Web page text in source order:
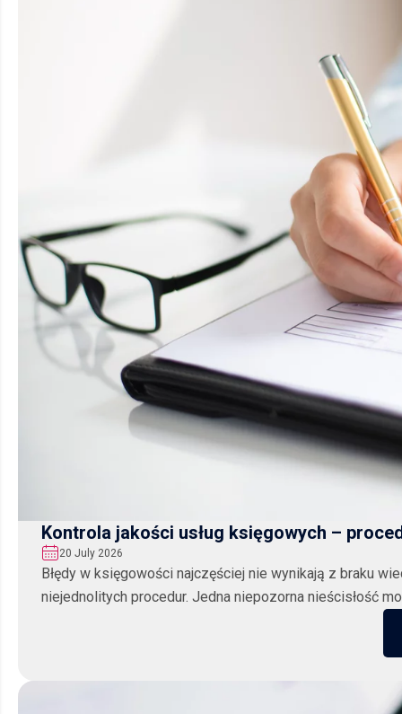
Kontrola jakości usług księgowych –
20 July 2026
Błędy w księgowości najczęściej nie wynikają z braku
niejednolitych procedur. Jedna niepozorna nieścisłość